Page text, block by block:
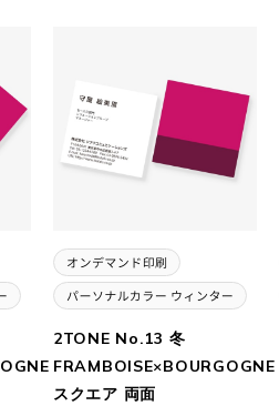
2TONE No.13 冬
FRAMBOISE×BOURGOGNE
スクエア 両面